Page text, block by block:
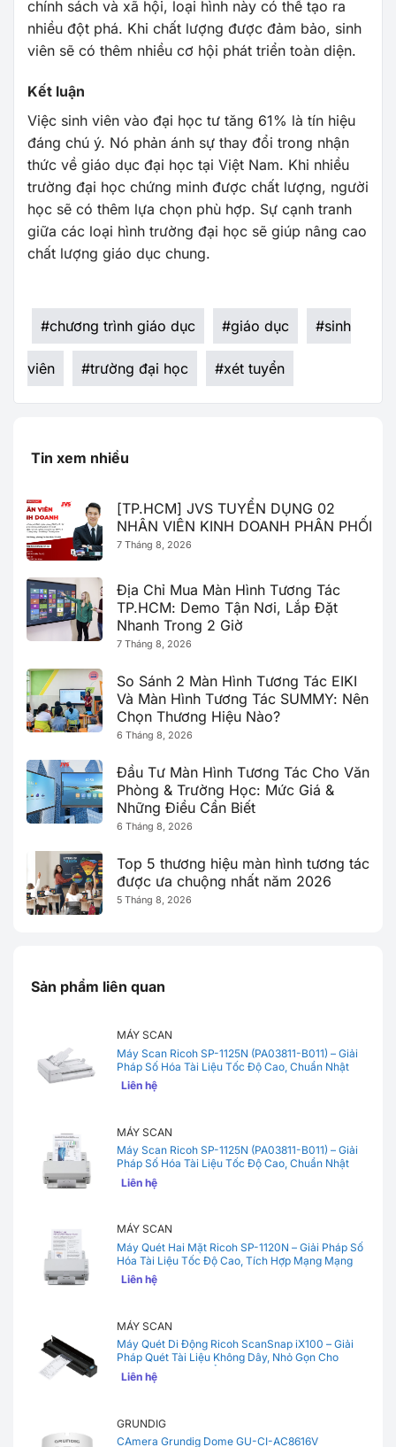
chính sách và xã hội, loại hình này có thể tạo ra
nhiều đột phá. Khi chất lượng được đảm bảo, sinh
viên sẽ có thêm nhiều cơ hội phát triển toàn diện.
Kết luận
Việc sinh viên vào đại học tư tăng 61% là tín hiệu
đáng chú ý. Nó phản ánh sự thay đổi trong nhận
thức về giáo dục đại học tại Việt Nam. Khi nhiều
trường đại học chứng minh được chất lượng, người
học sẽ có thêm lựa chọn phù hợp. Sự cạnh tranh
giữa các loại hình trường đại học sẽ giúp nâng cao
chất lượng giáo dục chung.
#chương trình giáo dục #giáo dục #sinh
viên #trường đại học #xét tuyển
Tin xem nhiều
[TP.HCM] JVS TUYỂN DỤNG 02
NHÂN VIÊN KINH DOANH PHÂN PHỐI
7 Tháng 8, 2026
Địa Chỉ Mua Màn Hình Tương Tác
TP.HCM: Demo Tận Nơi, Lắp Đặt
Nhanh Trong 2 Giờ
7 Tháng 8, 2026
So Sánh 2 Màn Hình Tương Tác EIKI
Và Màn Hình Tương Tác SUMMY: Nên
Chọn Thương Hiệu Nào?
6 Tháng 8, 2026
Đầu Tư Màn Hình Tương Tác Cho Văn
Phòng & Trường Học: Mức Giá &
Những Điều Cần Biết
6 Tháng 8, 2026
Top 5 thương hiệu màn hình tương tác
được ưa chuộng nhất năm 2026
5 Tháng 8, 2026
Sản phẩm liên quan
MÁY SCAN
Máy Scan Ricoh SP-1125N (PA03811-B011) – Giải
Pháp Số Hóa Tài Liệu Tốc Độ Cao, Chuẩn Nhật
Bản
Liên hệ
MÁY SCAN
Máy Scan Ricoh SP-1125N (PA03811-B011) – Giải
Pháp Số Hóa Tài Liệu Tốc Độ Cao, Chuẩn Nhật
Bản
Liên hệ
MÁY SCAN
Máy Quét Hai Mặt Ricoh SP-1120N – Giải Pháp Số
Hóa Tài Liệu Tốc Độ Cao, Tích Hợp Mạng Mạng
Nội Bộ Cho Văn Phòng
Liên hệ
MÁY SCAN
Máy Quét Di Động Ricoh ScanSnap iX100 – Giải
Pháp Quét Tài Liệu Không Dây, Nhỏ Gọn Cho
Người Hay Di Chuyển
Liên hệ
GRUNDIG
CAmera Grundig Dome GU-CI-AC8616V